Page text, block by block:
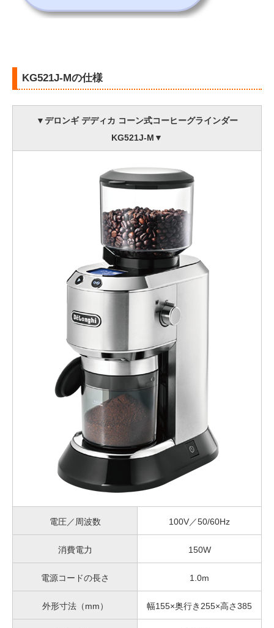
KG521J-Mの仕様
▼デロンギ デディカ コーン式コーヒーグラインダー
KG521J-M▼
電圧／周波数 100V／50/60Hz
消費電力 150W
電源コードの長さ 1.0m
外形寸法（mm） 幅155×奥行き255×高さ385